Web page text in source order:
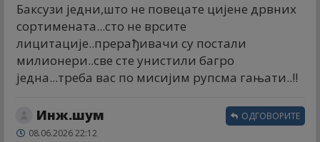
Баксузи једни,што не повецате цијене дрвних
сортимената...сто не врсите
лицитације..прерађивачи су постали
милионери..све сте унистили багро
једна...треба вас по мисијим рупсма гањати..!!
Инж.шум
08.06.2026 22:12
ОДГОВОРИТЕ